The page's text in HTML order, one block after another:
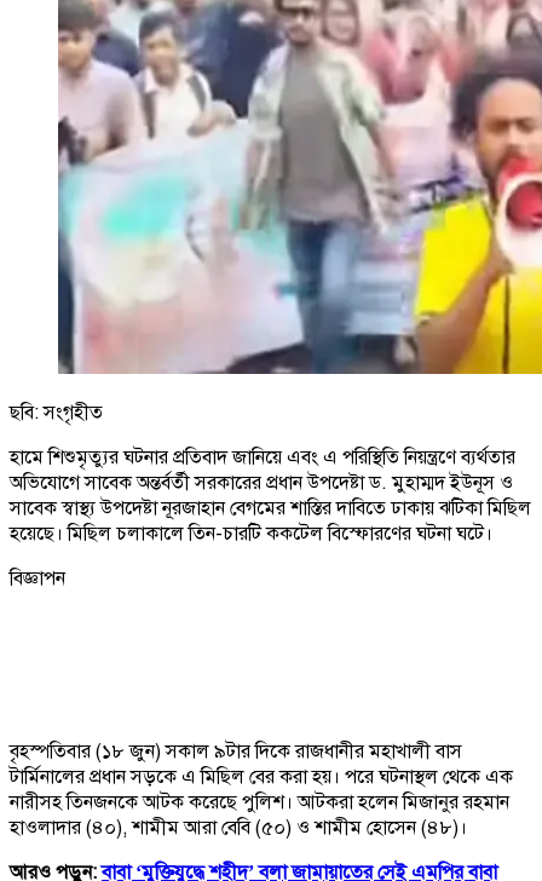
ছবি: সংগৃহীত
হামে শিশুমৃত্যুর ঘটনার প্রতিবাদ জানিয়ে এবং এ পরিস্থিতি নিয়ন্ত্রণে ব্যর্থতার
অভিযোগে সাবেক অন্তর্বর্তী সরকারের প্রধান উপদেষ্টা ড. মুহাম্মদ ইউনূস ও
সাবেক স্বাস্থ্য উপদেষ্টা নূরজাহান বেগমের শাস্তির দাবিতে ঢাকায় ঝটিকা মিছিল
হয়েছে। মিছিল চলাকালে তিন-চারটি ককটেল বিস্ফোরণের ঘটনা ঘটে।
বিজ্ঞাপন
বৃহস্পতিবার (১৮ জুন) সকাল ৯টার দিকে রাজধানীর মহাখালী বাস
টার্মিনালের প্রধান সড়কে এ মিছিল বের করা হয়। পরে ঘটনাস্থল থেকে এক
নারীসহ তিনজনকে আটক করেছে পুলিশ। আটকরা হলেন মিজানুর রহমান
হাওলাদার (৪০), শামীম আরা বেবি (৫০) ও শামীম হোসেন (৪৮)।
আরও পড়ুন:বাবা ‘মুক্তিযুদ্ধে শহীদ’ বলা জামায়াতের সেই এমপির বাবা